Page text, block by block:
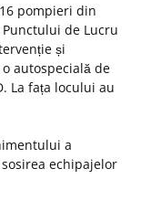
pompieri din
de Lucru
și
autospecială de
La fața locului au
a
echipajelor